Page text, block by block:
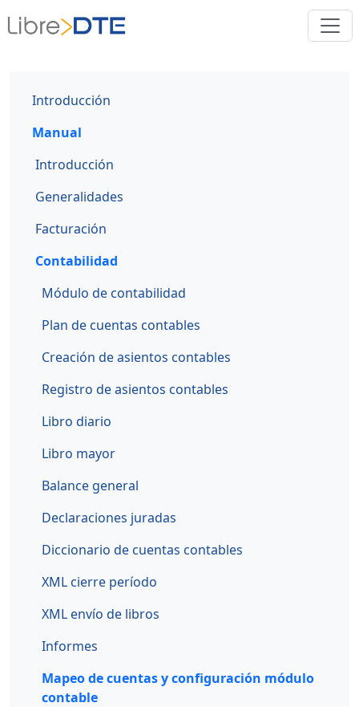
Introducción
Manual
Introducción
Generalidades
Facturación
Contabilidad
Módulo de contabilidad
Plan de cuentas contables
Creación de asientos contables
Registro de asientos contables
Libro diario
Libro mayor
Balance general
Declaraciones juradas
Diccionario de cuentas contables
XML cierre período
XML envío de libros
Informes
Mapeo de cuentas y configuración módulo
contable